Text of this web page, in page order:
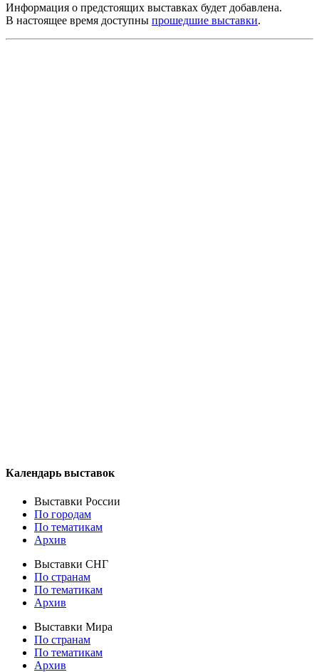
Информация о предстоящих выставках будет добавлена.
В настоящее время доступны прошедшие выставки.
Календарь выставок
Выставки России
По городам
По тематикам
Архив
Выставки СНГ
По странам
По тематикам
Архив
Выставки Мира
По странам
По тематикам
Архив